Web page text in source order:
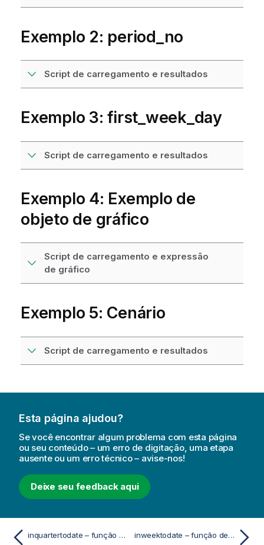
Exemplo 2: period_no
Script de carregamento e resultados
Exemplo 3: first_week_day
Script de carregamento e resultados
Exemplo 4: Exemplo de
objeto de gráfico
Script de carregamento e expressão
de gráfico
Exemplo 5: Cenário
Script de carregamento e resultados
Esta página ajudou?
Se você encontrar algum problema com esta página
ou seu conteúdo – um erro de digitação, uma etapa
ausente ou um erro técnico – avise-nos!
Deixe seu feedback aqui
inquartertodate – função de script e gráfico inweektodate – função de script e gráfico